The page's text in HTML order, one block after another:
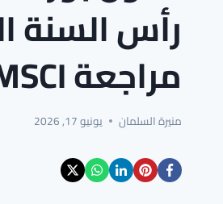
رأس السنة
مراجعة MSCI
منيرة السلمان يونيو 17, 2026